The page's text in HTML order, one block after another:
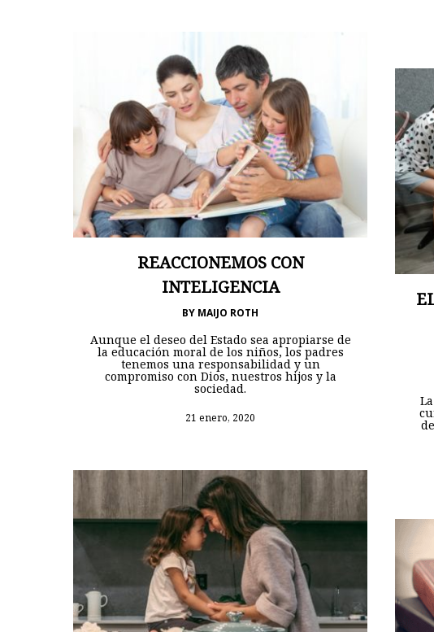
Hit enter to search or ESC to close
REACCIONEMOS CON
INTELIGENCIA
BY MAIJO ROTH
Aunque el deseo del Estado sea apropiarse de
la educación moral de los niños, los padres
tenemos una responsabilidad y un
compromiso con Dios, nuestros hijos y la
sociedad.
21 enero, 2020